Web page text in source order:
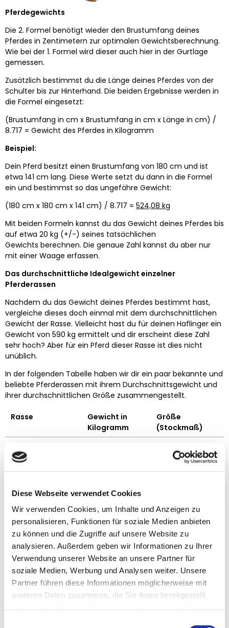
Diese Webseite verwendet Cookies
Wir verwenden Cookies, um Inhalte und Anzeigen zu
personalisieren, Funktionen für soziale Medien anbieten
zu können und die Zugriffe auf unsere Website zu
analysieren. Außerdem geben wir Informationen zu Ihrer
Verwendung unserer Website an unsere Partner für
soziale Medien, Werbung und Analysen weiter. Unsere
Partner führen diese Informationen möglicherweise mit
weiteren Daten zusammen, die Sie ihnen bereitgestellt
Pferdegewichts
Die 2. Formel benötigt wieder den Brustumfang deines
Pferdes in Zentimetern zur optimalen Gewichtsberechnung.
Wie bei der 1. Formel wird dieser auch hier in der Gurtlage
gemessen.
Zusätzlich bestimmst du die Länge deines Pferdes von der
Schulter bis zur Hinterhand. Die beiden Ergebnisse werden in
die Formel eingesetzt:
(Brustumfang in cm x Brustumfang in cm x Länge in cm) /
8.717 = Gewicht des Pferdes in Kilogramm
Beispiel:
Dein Pferd besitzt einen Brustumfang von 180 cm und ist
etwa 141 cm lang. Diese Werte setzt du dann in die Formel
ein und bestimmst so das ungefähre Gewicht:
(180 cm x 180 cm x 141 cm) / 8.717 = 524,08 kg
Mit beiden Formeln kannst du das Gewicht deines Pferdes bis
auf etwa 20 kg (+/-) seines tatsächlichen
Gewichts berechnen. Die genaue Zahl kannst du aber nur
mit einer Waage erfassen.
Das durchschnittliche Idealgewicht einzelner
Pferderassen
Nachdem du das Gewicht deines Pferdes bestimmt hast,
vergleiche dieses doch einmal mit dem durchschnittlichen
Gewicht der Rasse. Vielleicht hast du für deinen Haflinger ein
Gewicht von 590 kg ermittelt und dir erscheint diese Zahl
sehr hoch? Aber für ein Pferd dieser Rasse ist dies nicht
unüblich.
In der folgenden Tabelle haben wir dir ein paar bekannte und
beliebte Pferderassen mit ihrem Durchschnittsgewicht und
ihrer durchschnittlichen Größe zusammengestellt.
Rasse
Gewicht in
Kilogramm
Größe
(Stockmaß)
Araber
145 - 155 kg
Reitpony
Englisches Vollblut 480 - 520 kg
152 - 173 cm
Friese
500 - 750 kg
155 - 175 cm
Haflinger
450 - 600 kg
138 - 148 cm
Hannoveraner
530 - 760 kg
160 - 185 cm
Holsteiner
700 - 850 kg
165 - 175 cm